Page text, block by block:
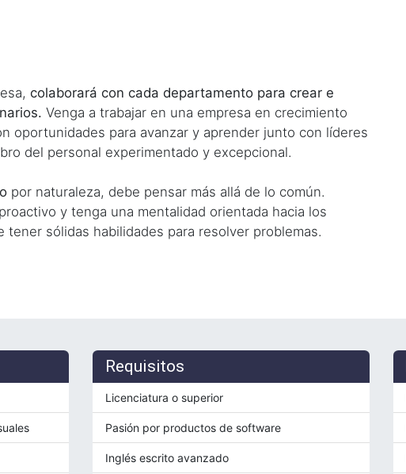
colaborará con cada departamento para crear e
Venga a trabajar en una empresa en crecimiento
oportunidades para avanzar y aprender junto con líderes
del personal experimentado y excepcional.
por naturaleza, debe pensar más allá de lo común.
y tenga una mentalidad orientada hacia los
sólidas habilidades para resolver problemas.
Requisitos
Licenciatura o superior
Pasión por productos de software
Inglés escrito avanzado